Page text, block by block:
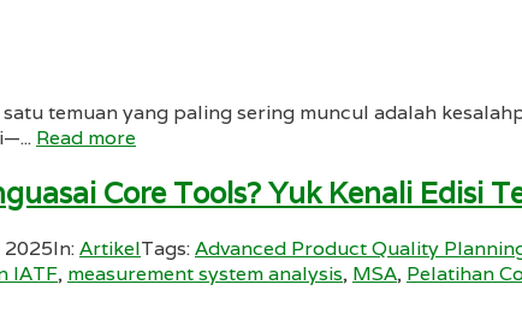
temuan yang paling sering muncul adalah
Read more
Core Tools? Yuk Kenali Edisi
In:ArtikelTags:Advanced Product Quality
IATF, measurement system analysis, MSA, Pelatihan